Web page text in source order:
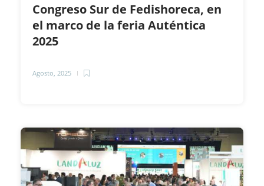
Congreso Sur de Fedishoreca, en
el marco de la feria Auténtica
2025
Agosto, 2025